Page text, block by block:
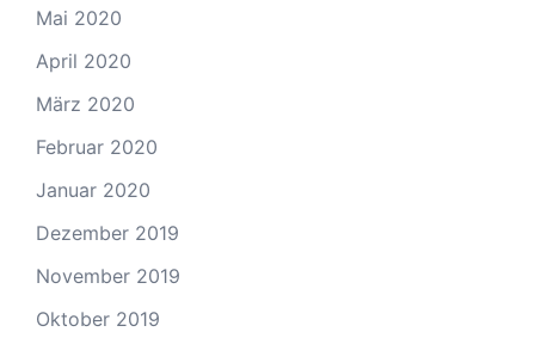
Mai 2020
April 2020
März 2020
Februar 2020
Januar 2020
Dezember 2019
November 2019
Oktober 2019